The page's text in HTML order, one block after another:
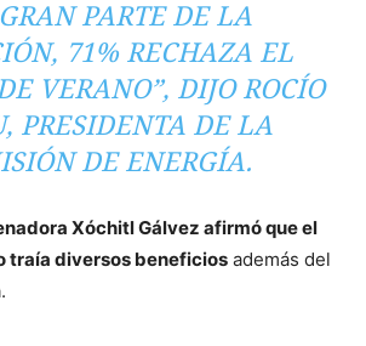
PARTE DE LA
71% RECHAZA EL
VERANO”, DIJO ROCÍO
PRESIDENTA DE LA
DE ENERGÍA.
Xóchitl Gálvez afirmó que el
traía diversos beneficios además del